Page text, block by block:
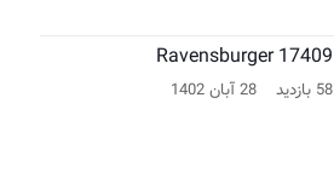
Ravensburger 17409
58 بازدید 28 آبان 1402